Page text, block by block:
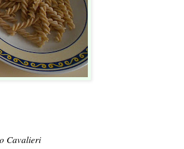
Cavalieri